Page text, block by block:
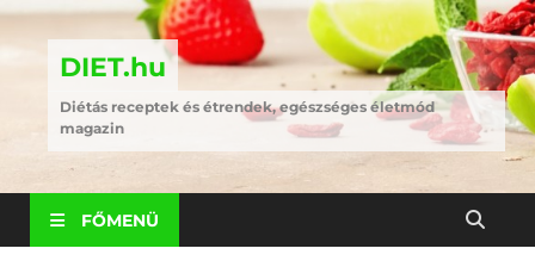
DIET.hu
Diétás receptek és étrendek, egészséges életmód
magazin
FŐMENÜ